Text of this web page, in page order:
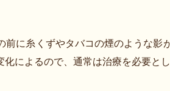
に糸くずやタバコの煙のような影
化によるので、通常は治療を必要と